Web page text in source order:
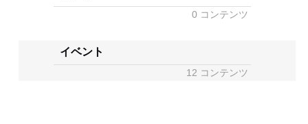
0 コンテンツ
イベント
12 コンテンツ